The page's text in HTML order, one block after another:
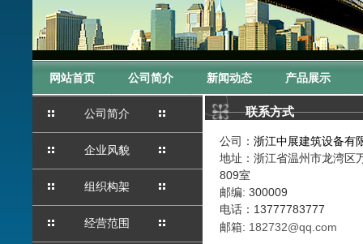
网站首页 公司简介 新闻动态 产品展示
联系方式
公司： 浙江中展建筑设备有
地址：浙江省温州市龙湾区
809室
邮编: 300009
电话：13777783777
邮箱: 182732@qq.com
公司简介
企业风貌
组织构架
经营范围